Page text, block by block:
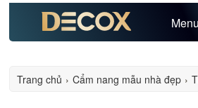
Menu
Trang chủ › Cẩm nang mẫu nhà đẹp ›